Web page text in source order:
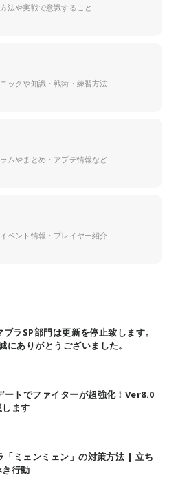
法や実戦で意識すること
ックや知識・戦術・練習方法
ムやまとめ・アプデ情報など
ベント情報・プレイヤー紹介
ラSP部門は更新を停止致します。
ありがとうございました。
ートでファイターが超強化！Ver8.0
ます
「ミェンミェン」の対策方法 | 立ち
行動